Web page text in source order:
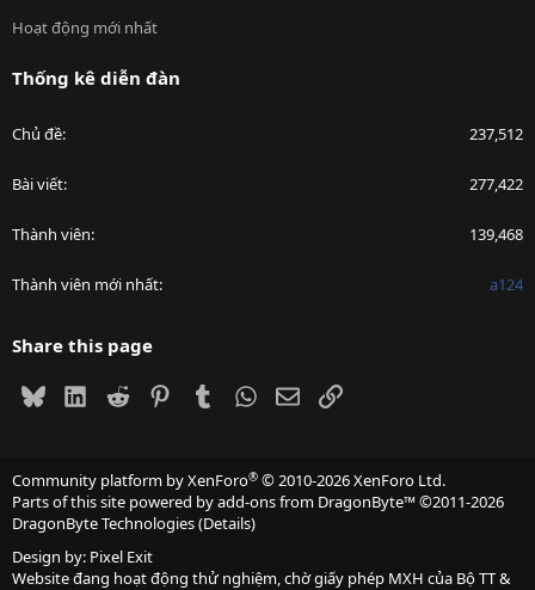
Hoạt động mới nhất
Thống kê diễn đàn
Chủ đề 237,512
Bài viết 277,422
Thành viên 139,468
Thành viên mới nhất a124
Share this page
BlueskyLinkedIn
Reddit PinterestTumblrWhatsApp
EmailLink
Community platform by XenForo® © 2010-2026 XenForo Ltd.
Parts of this site powered byadd-ons from DragonByte™©2011-2026
DragonByte Technologies(Details)
Design by: Pixel Exit
Website đang hoạt động thử nghiệm, chờ giấy phép MXH của Bộ TT &